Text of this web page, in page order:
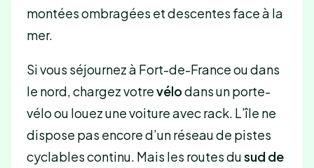
montées ombragées et descentes face à la
mer.
Si vous séjournez à Fort-de-France ou dans
le nord, chargez votrevélodans un porte-
vélo ou louez une voiture avec rack. L’île ne
dispose pas encore d’un réseau de pistes
cyclables continu. Mais les routes dusud de